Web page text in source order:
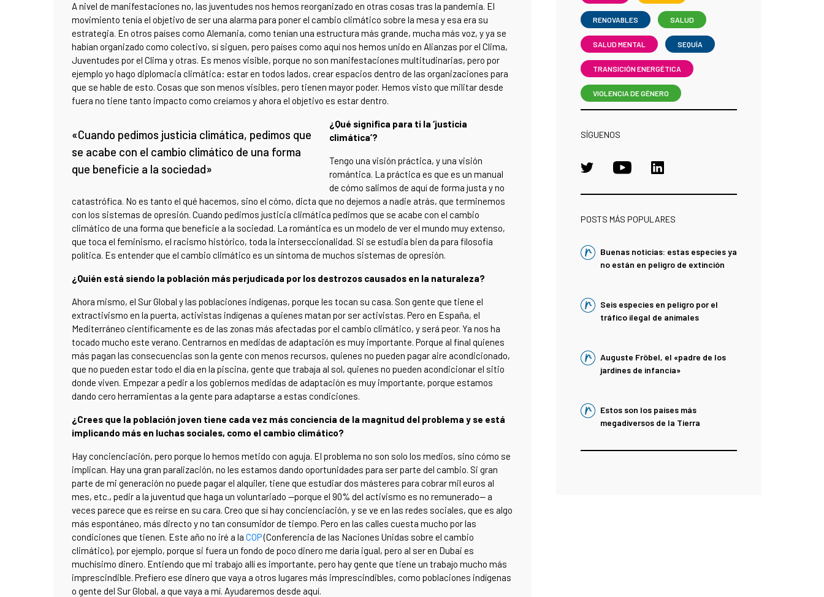
A nivel de manifestaciones no, las juventudes nos hemos reorganizado en otras cosas tras la pandemia. El
movimiento tenía el objetivo de ser una alarma para poner el cambio climático sobre la mesa y esa era su
estrategia. En otros países como Alemania, como tenían una estructura más grande, mucha más voz, y ya se
habían organizado como colectivo, sí siguen, pero países como aquí nos hemos unido en Alianzas por el Clima,
Juventudes por el Clima y otras. Es menos visible, porque no son manifestaciones multitudinarias, pero por
ejemplo yo hago diplomacia climática: estar en todos lados, crear espacios dentro de las organizaciones para
que se hable de esto. Cosas que son menos visibles, pero tienen mayor poder. Hemos visto que militar desde
fuera no tiene tanto impacto como creíamos y ahora el objetivo es estar dentro.
«Cuando pedimos justicia climática, pedimos que
se acabe con el cambio climático de una forma
que beneficie a la sociedad»
¿Qué significa para ti la ‘justicia
climática’?
Tengo una visión práctica, y una visión
romántica. La práctica es que es un manual
de cómo salimos de aquí de forma justa y no
catastrófica. No es tanto el qué hacemos, sino el cómo, dicta que no dejemos a nadie atrás, que terminemos
con los sistemas de opresión. Cuando pedimos justicia climática pedimos que se acabe con el cambio
climático de una forma que beneficie a la sociedad. La romántica es un modelo de ver el mundo muy extenso,
que toca el feminismo, el racismo histórico, toda la interseccionalidad. Si se estudia bien da para filosofía
política. Es entender que el cambio climático es un síntoma de muchos sistemas de opresión.
¿Quién está siendo la población más perjudicada por los destrozos causados en la naturaleza?
Ahora mismo, el Sur Global y las poblaciones indígenas, porque les tocan su casa. Son gente que tiene el
extractivismo en la puerta, activistas indígenas a quienes matan por ser activistas. Pero en España, el
Mediterráneo científicamente es de las zonas más afectadas por el cambio climático, y será peor. Ya nos ha
tocado mucho este verano. Centrarnos en medidas de adaptación es muy importante. Porque al final quienes
más pagan las consecuencias son la gente con menos recursos, quienes no pueden pagar aire acondicionado,
que no pueden estar todo el día en la piscina, gente que trabaja al sol, quienes no pueden acondicionar el sitio
donde viven. Empezar a pedir a los gobiernos medidas de adaptación es muy importante, porque estamos
dando cero herramientas a la gente para adaptarse a estas condiciones.
¿Crees que la población joven tiene cada vez más conciencia de la magnitud del problema y se está
implicando más en luchas sociales, como el cambio climático?
Hay concienciación, pero porque lo hemos metido con aguja. El problema no son solo los medios, sino cómo se
implican. Hay una gran paralización, no les estamos dando oportunidades para ser parte del cambio. Si gran
parte de mi generación no puede pagar el alquiler, tiene que estudiar dos másteres para cobrar mil euros al
mes, etc., pedir a la juventud que haga un voluntariado —porque el 90% del activismo es no remunerado— a
veces parece que es reírse en su cara. Creo que sí hay concienciación, y se ve en las redes sociales, que es algo
más espontáneo, más directo y no tan consumidor de tiempo. Pero en las calles cuesta mucho por las
condiciones que tienen. Este año no iré a la COP(Conferencia de las Naciones Unidas sobre el cambio
climático), por ejemplo, porque si fuera un fondo de poco dinero me daría igual, pero al ser en Dubai es
muchísimo dinero. Entiendo que mi trabajo allí es importante, pero hay gente que tiene un trabajo mucho más
imprescindible. Prefiero ese dinero que vaya a otros lugares más imprescindibles, como poblaciones indígenas
o gente del Sur Global, a que vaya a mí. Ayudaremos desde aquí.
RENOVABLES SALUD
SALUD MENTAL SEQUÍA
TRANSICIÓN ENERGÉTICA
VIOLENCIA DE GÉNERO
SÍGUENOS
POSTS MÁS POPULARES
Buenas noticias: estas especies ya
no están en peligro de extinción
Seis especies en peligro por el
tráfico ilegal de animales
Auguste Fröbel, el «padre de los
jardines de infancia»
Estos son los países más
megadiversos de la Tierra